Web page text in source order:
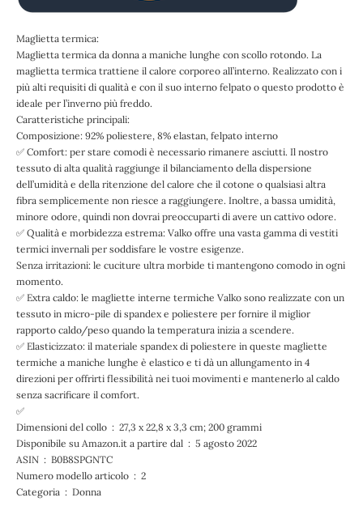
Maglietta termica:
Maglietta termica da donna a maniche lunghe con scollo rotondo. La
maglietta termica trattiene il calore corporeo all’interno. Realizzato con i
più alti requisiti di qualità e con il suo interno felpato o questo prodotto è
ideale per l’inverno più freddo.
Caratteristiche principali:
Composizione: 92% poliestere, 8% elastan, felpato interno
✅ Comfort: per stare comodi è necessario rimanere asciutti. Il nostro
tessuto di alta qualità raggiunge il bilanciamento della dispersione
dell’umidità e della ritenzione del calore che il cotone o qualsiasi altra
fibra semplicemente non riesce a raggiungere. Inoltre, a bassa umidità,
minore odore, quindi non dovrai preoccuparti di avere un cattivo odore.
✅ Qualità e morbidezza estrema: Valko offre una vasta gamma di vestiti
termici invernali per soddisfare le vostre esigenze.
Senza irritazioni: le cuciture ultra morbide ti mantengono comodo in ogni
momento.
✅ Extra caldo: le magliette interne termiche Valko sono realizzate con un
tessuto in micro-pile di spandex e poliestere per fornire il miglior
rapporto caldo/peso quando la temperatura inizia a scendere.
✅ Elasticizzato: il materiale spandex di poliestere in queste magliette
termiche a maniche lunghe è elastico e ti dà un allungamento in 4
direzioni per offrirti flessibilità nei tuoi movimenti e mantenerlo al caldo
senza sacrificare il comfort.
✅
Dimensioni del collo ‏ : ‎ 27,3 x 22,8 x 3,3 cm; 200 grammi
Disponibile su Amazon.it a partire dal ‏ : ‎ 5 agosto 2022
ASIN ‏ : ‎ B0B8SPGNTC
Numero modello articolo ‏ : ‎ 2
Categoria ‏ : ‎ Donna